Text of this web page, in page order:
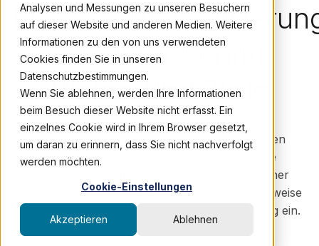
Analysen und Messungen zu unseren Besuchern
auf dieser Website und anderen Medien. Weitere
Informationen zu den von uns verwendeten
Cookies finden Sie in unseren
Datenschutzbestimmungen.
Wenn Sie ablehnen, werden Ihre Informationen
beim Besuch dieser Website nicht erfasst. Ein
einzelnes Cookie wird in Ihrem Browser gesetzt,
um daran zu erinnern, dass Sie nicht nachverfolgt
werden möchten.
Cookie-Einstellungen
Akzeptieren Ablehnen
Schritt für Schritt:
Vision und Ziele
Projekte zur Prozessautomatisierung beheben
langsame und ineffiziente Vorgängen sowie
suboptimale interne Abläufe. Aber nur bei einer
ganzheitlichen und strategischen Herangehensweise
stellen sich die Erfolge im gewünschten Umfang ein.